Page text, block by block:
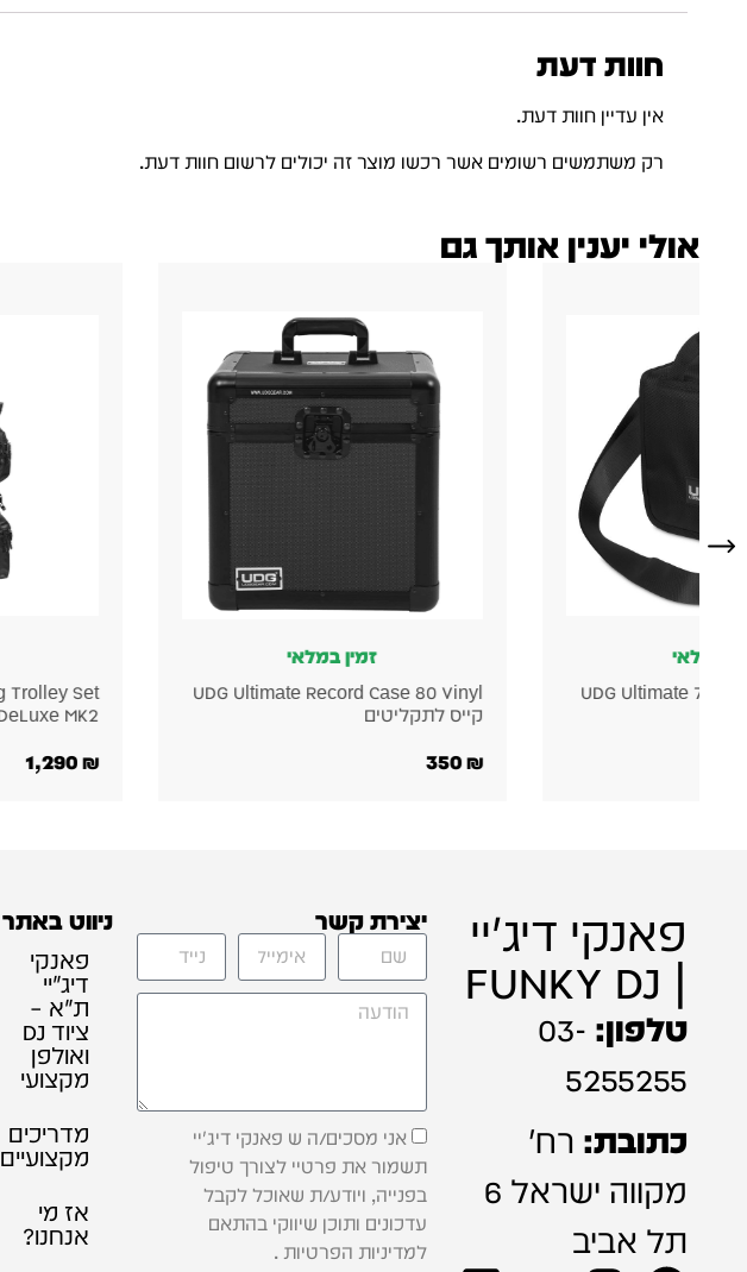
חוות דעת
אין עדיין חוות דעת.
רק משתמשים רשומים אשר רכשו מוצר זה יכולים לרשום חוות דעת.
אולי יענין אותך גם
UDG Ultimate Record Case 80
UDG Ultimate SlingBag Trolley Set
DeLuxe MK2 תיק טרולי לתקליטים
פאנקי דיג'יי
| FUNKY DJ
טלפון: 03-
5255255
כתובת: רח'
מקווה ישראל 6
תל אביב
יצירת קשר
אני מסכים/ה ש פאנקי דיג'יי
תשמור את פרטיי לצורך טיפול
בפנייה, ויודע/ת שאוכל לקבל
עדכונים ותוכן שיווקי בהתאם
למדיניות הפרטיות .
ניווט באתר
פאנקי
דיג׳יי
ת"א –
ציוד DJ
ואולפן
מקצועי
מדריכים
מקצועיים
אז מי
אנחנו?